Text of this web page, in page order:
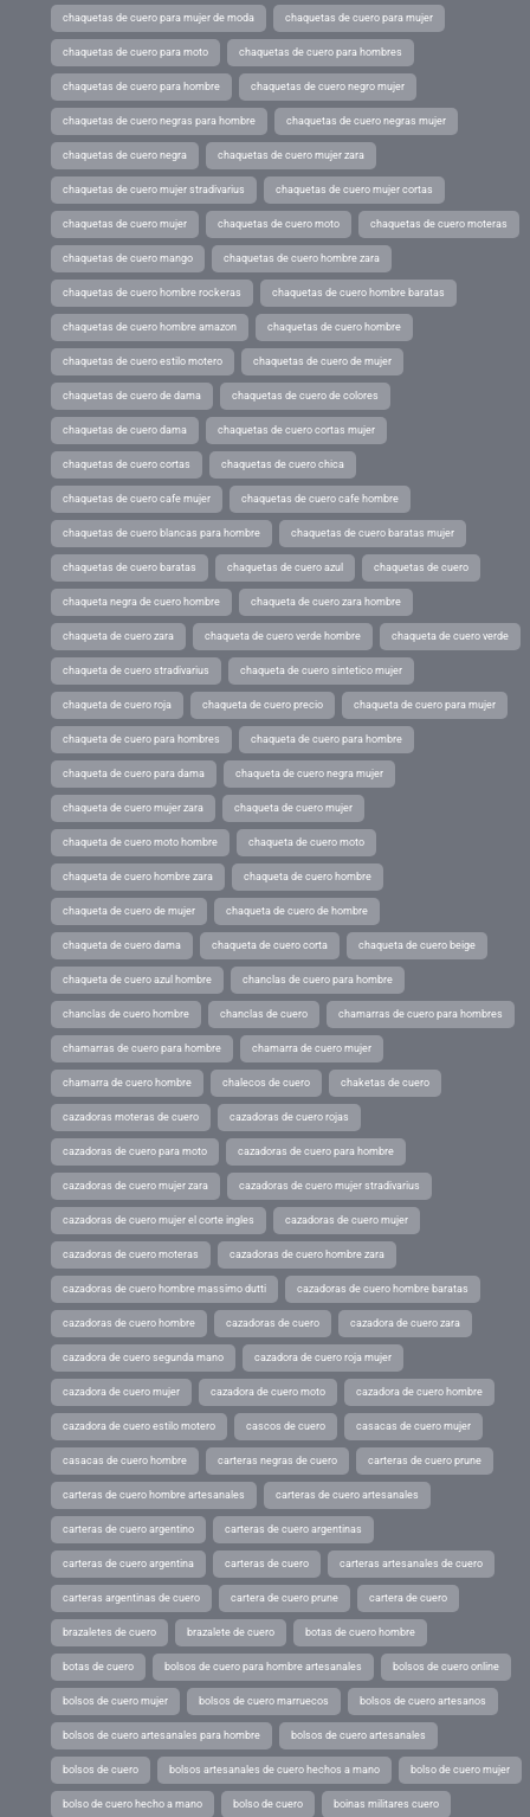
chaquetas de cuero para mujer de moda chaquetas de cuero para mujer
chaquetas de cuero para moto chaquetas de cuero para hombres
chaquetas de cuero para hombre chaquetas de cuero negro mujer
chaquetas de cuero negras para hombre chaquetas de cuero negras mujer
chaquetas de cuero negra chaquetas de cuero mujer zara
chaquetas de cuero mujer stradivarius chaquetas de cuero mujer cortas
chaquetas de cuero mujer chaquetas de cuero moto chaquetas de cuero moteras
chaquetas de cuero mango chaquetas de cuero hombre zara
chaquetas de cuero hombre rockeras chaquetas de cuero hombre baratas
chaquetas de cuero hombre amazon chaquetas de cuero hombre
chaquetas de cuero estilo motero chaquetas de cuero de mujer
chaquetas de cuero de dama chaquetas de cuero de colores
chaquetas de cuero dama chaquetas de cuero cortas mujer
chaquetas de cuero cortas chaquetas de cuero chica
chaquetas de cuero cafe mujer chaquetas de cuero cafe hombre
chaquetas de cuero blancas para hombre chaquetas de cuero baratas mujer
chaquetas de cuero baratas chaquetas de cuero azul chaquetas de cuero
chaqueta negra de cuero hombre chaqueta de cuero zara hombre
chaqueta de cuero zara chaqueta de cuero verde hombre chaqueta de cuero verde
chaqueta de cuero stradivarius chaqueta de cuero sintetico mujer
chaqueta de cuero roja chaqueta de cuero precio chaqueta de cuero para mujer
chaqueta de cuero para hombres chaqueta de cuero para hombre
chaqueta de cuero para dama chaqueta de cuero negra mujer
chaqueta de cuero mujer zara chaqueta de cuero mujer
chaqueta de cuero moto hombre chaqueta de cuero moto
chaqueta de cuero hombre zara chaqueta de cuero hombre
chaqueta de cuero de mujer chaqueta de cuero de hombre
chaqueta de cuero dama chaqueta de cuero corta chaqueta de cuero beige
chaqueta de cuero azul hombre chanclas de cuero para hombre
chanclas de cuero hombre chanclas de cuero chamarras de cuero para hombres
chamarras de cuero para hombre chamarra de cuero mujer
chamarra de cuero hombre chalecos de cuero chaketas de cuero
cazadoras moteras de cuero cazadoras de cuero rojas
cazadoras de cuero para moto cazadoras de cuero para hombre
cazadoras de cuero mujer zara cazadoras de cuero mujer stradivarius
cazadoras de cuero mujer el corte ingles cazadoras de cuero mujer
cazadoras de cuero moteras cazadoras de cuero hombre zara
cazadoras de cuero hombre massimo dutti cazadoras de cuero hombre baratas
cazadoras de cuero hombre cazadoras de cuero cazadora de cuero zara
cazadora de cuero segunda mano cazadora de cuero roja mujer
cazadora de cuero mujer cazadora de cuero moto cazadora de cuero hombre
cazadora de cuero estilo motero cascos de cuero casacas de cuero mujer
casacas de cuero hombre carteras negras de cuero carteras de cuero prune
carteras de cuero hombre artesanales carteras de cuero artesanales
carteras de cuero argentino carteras de cuero argentinas
carteras de cuero argentina carteras de cuero carteras artesanales de cuero
carteras argentinas de cuero cartera de cuero prune cartera de cuero
brazaletes de cuero brazalete de cuero botas de cuero hombre
botas de cuero bolsos de cuero para hombre artesanales bolsos de cuero online
bolsos de cuero mujer bolsos de cuero marruecos bolsos de cuero artesanos
bolsos de cuero artesanales para hombre bolsos de cuero artesanales
bolsos de cuero bolsos artesanales de cuero hechos a mano bolso de cuero mujer
bolso de cuero hecho a mano bolso de cuero boinas militares cuero